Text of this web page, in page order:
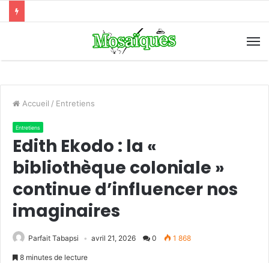
Accueil / Entretiens
Entretiens
Edith Ekodo : la «
bibliothèque coloniale »
continue d’influencer nos
imaginaires
Parfait Tabapsi avril 21, 2026 0 1 868
8 minutes de lecture